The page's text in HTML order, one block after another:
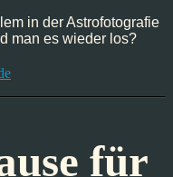
in der Astrofotografie
man es wieder los?
für